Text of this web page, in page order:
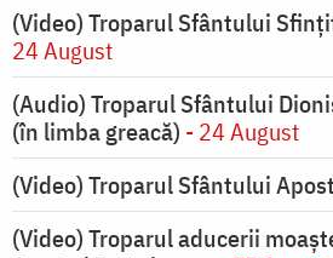
(Video) Troparul Sfântului
24 August
(Audio) Troparul Sfântului
(în limba greacă) - 24 August
(Video) Troparul Sfântului
(Video) Troparul aducerii